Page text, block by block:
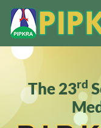
The 23Rd